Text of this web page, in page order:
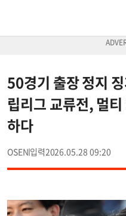
50경기 출장 정지
립리그 교류전, 멀
하다
OSEN 2026.05.28 09:20